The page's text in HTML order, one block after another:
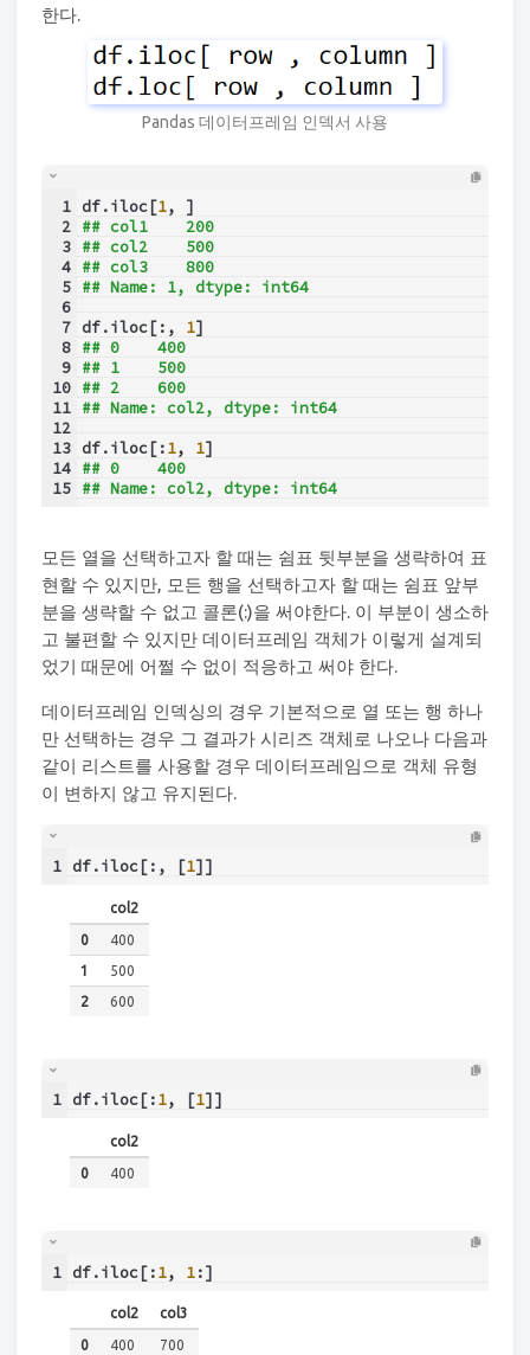
한다.
Pandas 데이터프레임 인덱서 사용
1
2
3
4
5
6
7
8
9
10
11
12
13
14
15
df.iloc[1, ]
## col1    200
## col2    500
## col3    800
## Name: 1, dtype: int64
df.iloc[:, 1]
## 0    400
## 1    500
## 2    600
## Name: col2, dtype: int64
df.iloc[:1, 1]
## 0    400
## Name: col2, dtype: int64
모든 열을 선택하고자 할 때는 쉼표 뒷부분을 생략하여 표
현할 수 있지만, 모든 행을 선택하고자 할 때는 쉼표 앞부
분을 생략할 수 없고 콜론(:)을 써야한다. 이 부분이 생소하
고 불편할 수 있지만 데이터프레임 객체가 이렇게 설계되
었기 때문에 어쩔 수 없이 적응하고 써야 한다.
데이터프레임 인덱싱의 경우 기본적으로 열 또는 행 하나
만 선택하는 경우 그 결과가 시리즈 객체로 나오나 다음과
같이 리스트를 사용할 경우 데이터프레임으로 객체 유형
이 변하지 않고 유지된다.
1 df.iloc[:, [1]]
col2
0
400
1
500
2
600
1 df.iloc[:1, [1]]
col2
0 400
1 df.iloc[:1, 1:]
col2 col3
0 400 700